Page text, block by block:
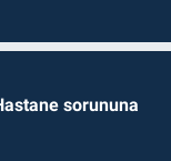
sorununa